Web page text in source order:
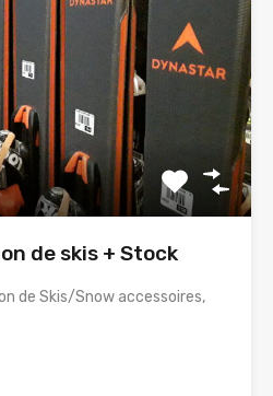
de skis + Stock
de Skis/Snow accessoires,